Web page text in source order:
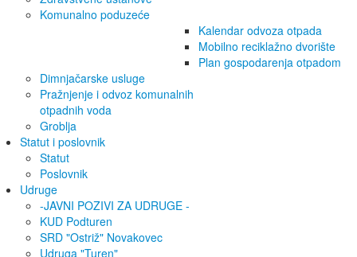
Komunalno poduzeće
Kalendar odvoza otpada
Mobilno reciklažno dvorište
Plan gospodarenja otpadom
Dimnjačarske usluge
Pražnjenje i odvoz komunalnih
otpadnih voda
Groblja
Statut i poslovnik
Statut
Poslovnik
Udruge
-JAVNI POZIVI ZA UDRUGE -
KUD Podturen
SRD "Ostriž" Novakovec
Udruga "Turen"